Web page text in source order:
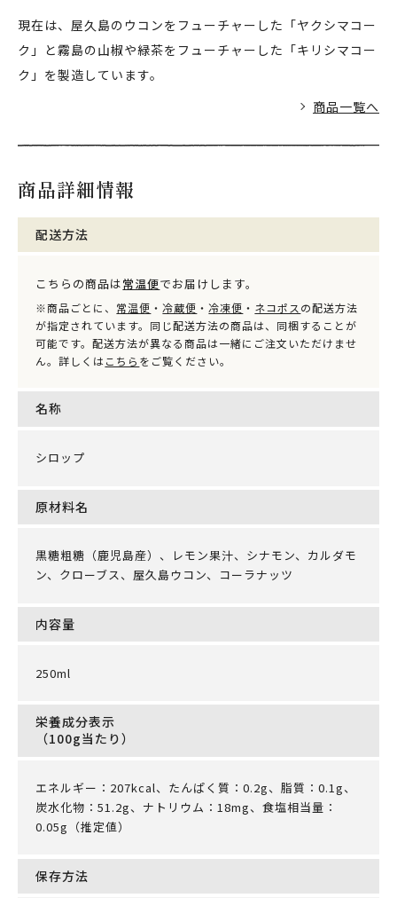
現在は、屋久島のウコンをフューチャーした「ヤクシマコー
ク」と霧島の山椒や緑茶をフューチャーした「キリシマコー
ク」を製造しています。
商品一覧へ
商品詳細情報
配送方法
こちらの商品は常温便でお届けします。
※商品ごとに、 常温便 ・冷蔵便 ・冷凍便 ・ ネコポス の配送方法
が指定されています。同じ配送方法の商品は、同梱することが
可能です。配送方法が異なる商品は一緒にご注文いただけませ
ん。詳しくはこちら をご覧ください。
名称
シロップ
原材料名
黒糖粗糖（鹿児島産）、レモン果汁、シナモン、カルダモ
ン、クローブス、屋久島ウコン、コーラナッツ
内容量
250ml
栄養成分表示
（100g当たり）
エネルギー：207kcal、たんぱく質：0.2g、脂質：0.1g、
炭水化物：51.2g、ナトリウム：18mg、食塩相当量：
0.05g（推定値）
保存方法